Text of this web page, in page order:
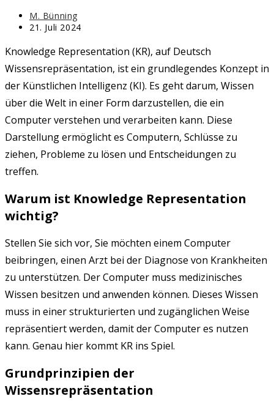
Beitrags-
Autor:
M. Bünning
Beitrag
geändert
21. Juli 2024
Knowledge Representation (KR), auf Deutsch
Wissensrepräsentation, ist ein grundlegendes Konzept in
der Künstlichen Intelligenz (KI). Es geht darum, Wissen
über die Welt in einer Form darzustellen, die ein
Computer verstehen und verarbeiten kann. Diese
Darstellung ermöglicht es Computern, Schlüsse zu
ziehen, Probleme zu lösen und Entscheidungen zu
treffen.
Warum ist Knowledge Representation
wichtig?
Stellen Sie sich vor, Sie möchten einem Computer
beibringen, einen Arzt bei der Diagnose von Krankheiten
zu unterstützen. Der Computer muss medizinisches
Wissen besitzen und anwenden können. Dieses Wissen
muss in einer strukturierten und zugänglichen Weise
repräsentiert werden, damit der Computer es nutzen
kann. Genau hier kommt KR ins Spiel.
Grundprinzipien der
Wissensrepräsentation